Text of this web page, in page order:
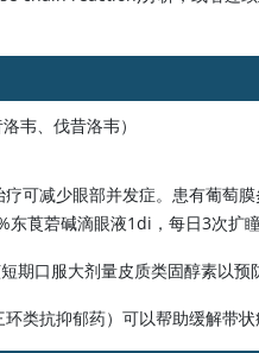
韦、伐昔洛韦）
可减少眼部并发症。患有葡萄
莨菪碱滴眼液1di，每日3次扩
期口服大剂量皮质类固醇素以预
类抗抑郁药）可以帮助缓解带状